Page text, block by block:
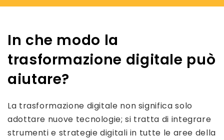
In che modo la
trasformazione digitale può
aiutare?
La trasformazione digitale non significa solo
adottare nuove tecnologie; si tratta di integrare
strumenti e strategie digitali in tutte le aree della